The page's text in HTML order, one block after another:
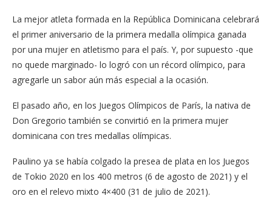
La mejor atleta formada en la República Dominicana celebrará
el primer aniversario de la primera medalla olímpica ganada
por una mujer en atletismo para el país. Y, por supuesto -que
no quede marginado- lo logró con un récord olímpico, para
agregarle un sabor aún más especial a la ocasión.
El pasado año, en los Juegos Olímpicos de París, la nativa de
Don Gregorio también se convirtió en la primera mujer
dominicana con tres medallas olímpicas.
Paulino ya se había colgado la presea de plata en los Juegos
de Tokio 2020 en los 400 metros (6 de agosto de 2021) y el
oro en el relevo mixto 4×400 (31 de julio de 2021).